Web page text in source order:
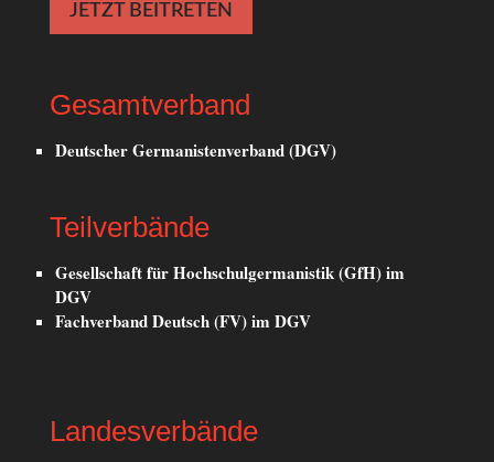
JETZT BEITRETEN
Gesamtverband
Deutscher Germanistenverband (DGV)
Teilverbände
Gesellschaft für Hochschulgermanistik (GfH) im
DGV
Fachverband Deutsch (FV) im DGV
Landesverbände